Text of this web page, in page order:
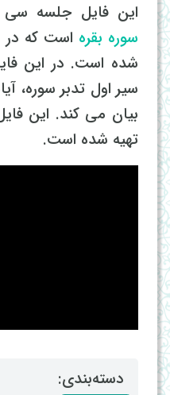
این فایل جلسه
سوره بقره است که در
شده است. در این
سیر اول تدبر سوره، آیات 198 تا
بیان می کند. این
تهیه شده است.
دسته‌بندی: ‌